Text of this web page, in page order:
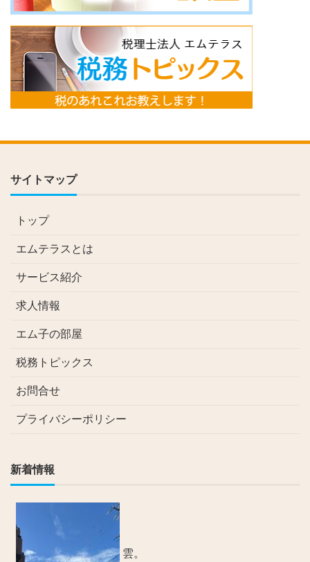
サイトマップ
トップ
エムテラスとは
サービス紹介
求人情報
エム子の部屋
税務トピックス
お問合せ
プライバシーポリシー
新着情報
雲。